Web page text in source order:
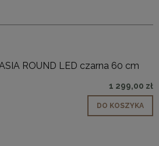
ROUND LED czarna 60 cm
1 299,00 zł
DO KOSZYKA